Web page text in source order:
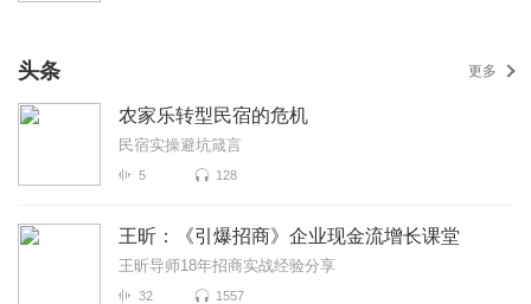
头条 更多
农家乐转型民宿的危机
民宿实操避坑箴言
5 128
王昕：《引爆招商》企业现金流增长课堂
王昕导师18年招商实战经验分享
32 1557